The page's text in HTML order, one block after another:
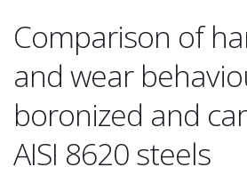
Comparison of
and wear
boronized and
AISI 8620 steels